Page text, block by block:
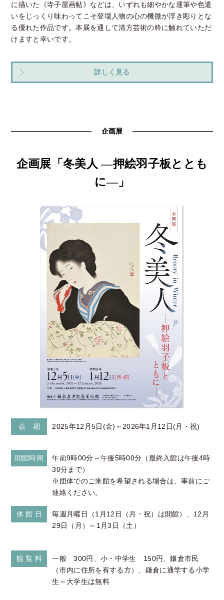
に描いた《寺子屋画帖》などは、いずれも細やかな運筆や色遣
いをじっくり味わってこそ登場人物の心の機微が浮き彫りとな
る優れた作品です。本展を通して清方芸術の粋に触れていただ
けますと幸いです。
詳しく見る
企画展
企画展「冬美人 ―押絵羽子板ととも
に―」
会 期 2025年12月5日(金)～2026年1月12日(月・祝)
開館時間
午前9時00分～午後5時00分（最終入館は午後4時
30分まで）
※団体でのご来館を希望される場合は、事前にご
連絡ください。
休 館 日
毎週月曜日（1月12日（月・祝）は開館）、12月
29日（月）～1月3日（土）
観 覧 料
一般 300円、小・中学生 150円、鎌倉市民
（市内に住所を有する方）、鎌倉に通学する小学
生～大学生は無料